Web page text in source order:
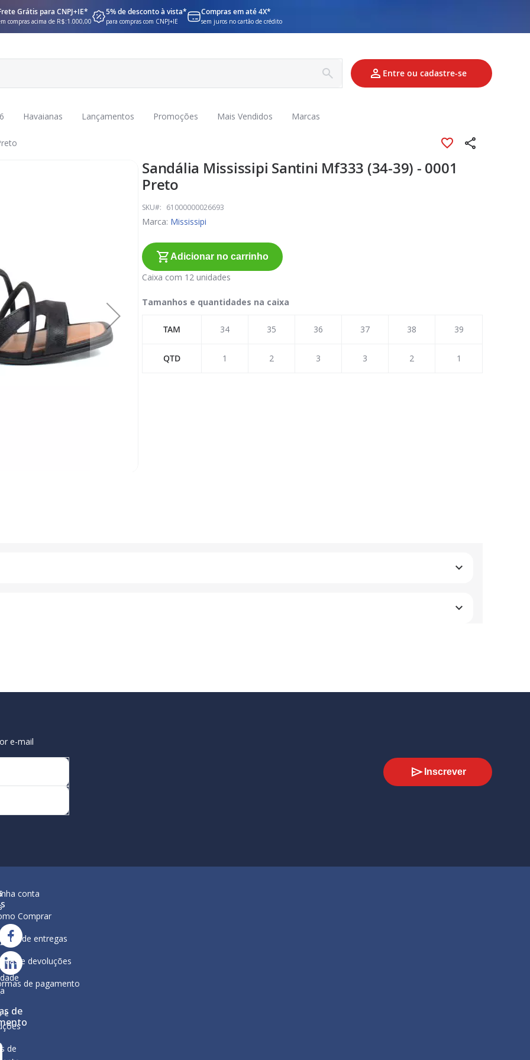
Grátis para CNPJ+IE*
compras acima de R$:1.000,00
5% de desconto à vista*
para compras com CNPJ+IE
Compras em até 4X*
sem juros no cartão de crédito
Entre ou cadastre-se
Havaianas Lançamentos Promoções Mais Vendidos Marcas
Sandália Mississipi Santini Mf333 (34-39) - 0001
Preto
SKU 61000000026693
Marca: Mississipi
Adicionar no carrinho
Caixa com 12 unidades
Tamanhos e quantidades na caixa
TAM 34 35 36 37 38 39
QTD 1 2 3 3 2 1
e-mail
Inscrever
e
de
de
de
conta
Comprar
de entregas
e devoluções
de pagamento